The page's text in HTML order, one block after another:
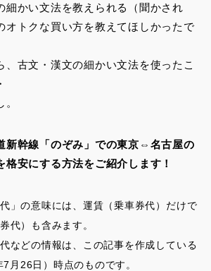
細かい文法を教えられる（聞かされ
オトクな買い方を教えてほしかったで
、古文・漢文の細かい文法を使ったこ
新幹線「のぞみ」での東京⇔名古屋の
格安にする方法をご紹介します！
」の意味には、運賃（乗車券代）だけで
代）も含みます。
などの情報は、この記事を作成している
月26日）時点のものです。